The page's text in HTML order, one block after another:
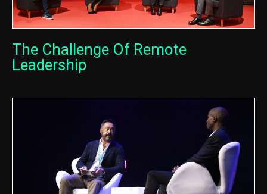
The Challenge Of Remote
Leadership